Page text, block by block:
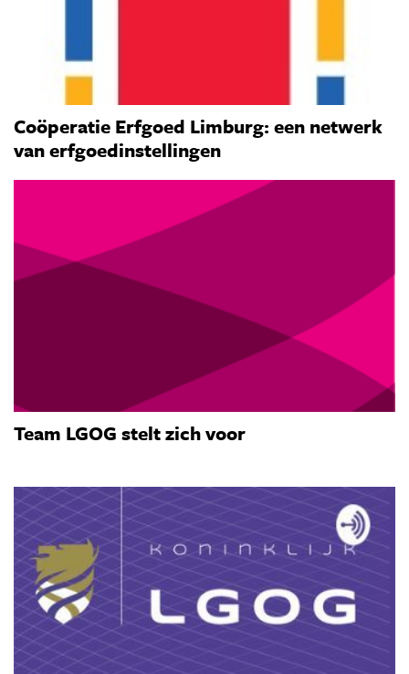
Coöperatie Erfgoed Limburg: een netwerk
van erfgoedinstellingen
Team LGOG stelt zich voor